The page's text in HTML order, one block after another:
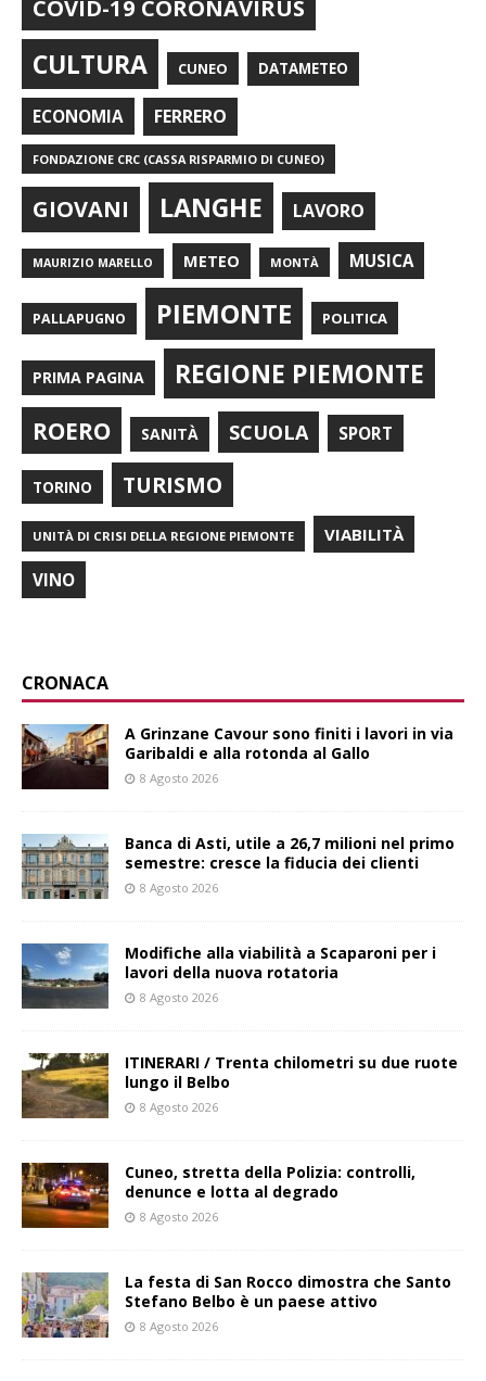
COVID-19 CORONAVIRUS
CULTURA CUNEO DATAMETEO
ECONOMIA FERRERO
FONDAZIONE CRC (CASSA RISPARMIO DI CUNEO)
GIOVANI LANGHE LAVORO
MAURIZIO MARELLO METEO MONTÀ MUSICA
PALLAPUGNO PIEMONTE POLITICA
PRIMA PAGINA REGIONE PIEMONTE
ROERO SANITÀ SCUOLA SPORT
TORINO TURISMO
UNITÀ DI CRISI DELLA REGIONE PIEMONTE VIABILITÀ
VINO
CRONACA
A Grinzane Cavour sono finiti i lavori in via
Garibaldi e alla rotonda al Gallo
8 Agosto 2026
Banca di Asti, utile a 26,7 milioni nel primo
semestre: cresce la fiducia dei clienti
8 Agosto 2026
Modifiche alla viabilità a Scaparoni per i
lavori della nuova rotatoria
8 Agosto 2026
ITINERARI / Trenta chilometri su due ruote
lungo il Belbo
8 Agosto 2026
Cuneo, stretta della Polizia: controlli,
denunce e lotta al degrado
8 Agosto 2026
La festa di San Rocco dimostra che Santo
Stefano Belbo è un paese attivo
8 Agosto 2026